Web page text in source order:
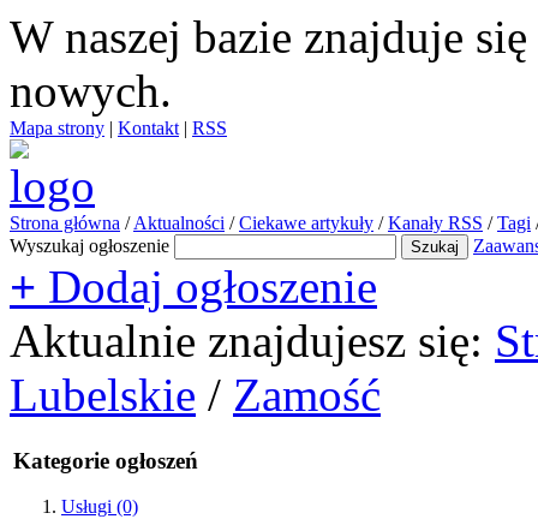
W naszej bazie znajduje się
nowych.
Mapa strony | Kontakt | RSS
Strona główna / Aktualności / Ciekawe artykuły / Kanały RSS / Tagi
Wyszukaj ogłoszenie
+ Dodaj ogłoszenie
Aktualnie znajdujesz się:
Lubelskie / Zamość
Kategorie ogłoszeń
Usługi (0)